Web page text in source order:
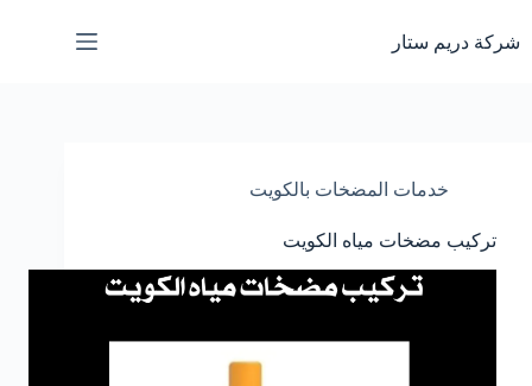
إلى
المحتوى
شركة دريم ستار
خدمات المضخات بالكويت
تركيب مضخات مياه الكويت